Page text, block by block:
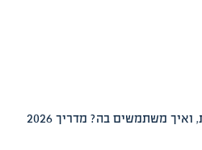
משתמשים בה? מדריך 2026